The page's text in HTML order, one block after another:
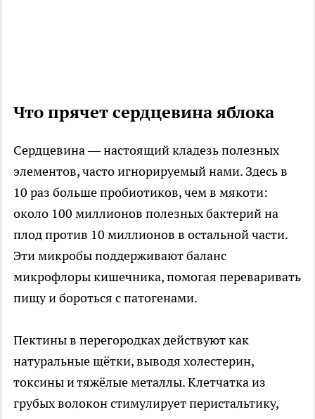
Что прячет сердцевина яблока
Сердцевина — настоящий кладезь полезных
элементов, часто игнорируемый нами. Здесь в
10 раз больше пробиотиков, чем в мякоти:
около 100 миллионов полезных бактерий на
плод против 10 миллионов в остальной части.
Эти микробы поддерживают баланс
микрофлоры кишечника, помогая переваривать
пищу и бороться с патогенами.
Пектины в перегородках действуют как
натуральные щётки, выводя холестерин,
токсины и тяжёлые металлы. Клетчатка из
грубых волокон стимулирует перистальтику,